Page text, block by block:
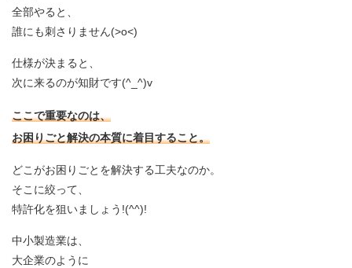
全部やると、
誰にも刺さりません(>o<)
仕様が決まると、
次に来るのが知財です(^_^)v
ここで重要なのは、
お困りごと解決の本質に着目すること。
どこがお困りごとを解決する工夫なのか。
そこに絞って、
特許化を狙いましょう!(^^)!
中小製造業は、
大企業のように